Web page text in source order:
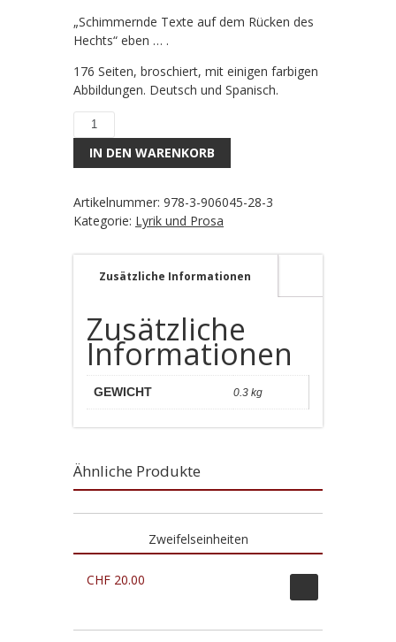
„Schimmernde Texte auf dem Rücken des
Hechts“ eben … .
176 Seiten, broschiert, mit einigen farbigen
Abbildungen. Deutsch und Spanisch.
schimmernder
dem
Rücken
Hechts
Menge
IN DEN WARENKORB
Artikelnummer: 978-3-906045-28-3
Kategorie: Lyrik und Prosa
Zusätzliche Informationen
Zusätzliche
Informationen
GEWICHT 0.3 kg
Ähnliche Produkte
Zweifelseinheiten
CHF 20.00